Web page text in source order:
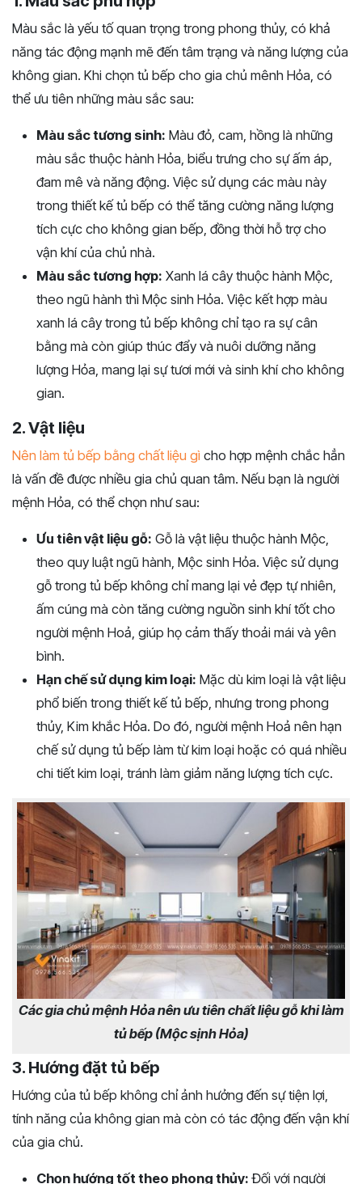
Màu sắc là yếu tố quan trọng trong phong thủy, có khả
năng tác động mạnh mẽ đến tâm trạng và năng lượng của
không gian. Khi chọn tủ bếp cho gia chủ mênh Hỏa, có
thể ưu tiên những màu sắc sau:
Màu sắc tương sinh: Màu đỏ, cam, hồng là những
màu sắc thuộc hành Hỏa, biểu trưng cho sự ấm áp,
đam mê và năng động. Việc sử dụng các màu này
trong thiết kế tủ bếp có thể tăng cường năng lượng
tích cực cho không gian bếp, đồng thời hỗ trợ cho
vận khí của chủ nhà.
Màu sắc tương hợp: Xanh lá cây thuộc hành Mộc,
theo ngũ hành thì Mộc sinh Hỏa. Việc kết hợp màu
xanh lá cây trong tủ bếp không chỉ tạo ra sự cân
bằng mà còn giúp thúc đẩy và nuôi dưỡng năng
lượng Hỏa, mang lại sự tươi mới và sinh khí cho không
gian.
2. Vật liệu
Nên làm tủ bếp bằng chất liệu gì cho hợp mệnh chắc hẳn
là vấn đề được nhiều gia chủ quan tâm. Nếu bạn là người
mệnh Hỏa, có thể chọn như sau:
Ưu tiên vật liệu gỗ: Gỗ là vật liệu thuộc hành Mộc,
theo quy luật ngũ hành, Mộc sinh Hỏa. Việc sử dụng
gỗ trong tủ bếp không chỉ mang lại vẻ đẹp tự nhiên,
ấm cúng mà còn tăng cường nguồn sinh khí tốt cho
người mệnh Hoả, giúp họ cảm thấy thoải mái và yên
bình.
Hạn chế sử dụng kim loại: Mặc dù kim loại là vật liệu
phổ biến trong thiết kế tủ bếp, nhưng trong phong
thủy, Kim khắc Hỏa. Do đó, người mệnh Hoả nên hạn
chế sử dụng tủ bếp làm từ kim loại hoặc có quá nhiều
chi tiết kim loại, tránh làm giảm năng lượng tích cực.
Các gia chủ mệnh Hỏa nên ưu tiên chất liệu gỗ khi làm
tủ bếp (Mộc sịnh Hỏa)
3. Hướng đặt tủ bếp
Hướng của tủ bếp không chỉ ảnh hưởng đến sự tiện lợi,
tính năng của không gian mà còn có tác động đến vận khí
của gia chủ.
Chọn hướng tốt theo phong thủy: Đối với người